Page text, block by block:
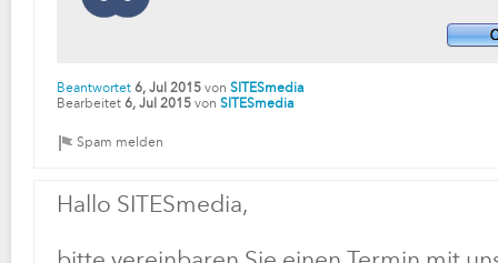
Beantwortet 6, Jul 2015 von SITESmedia
Bearbeitet 6, Jul 2015 von SITESmedia
Hallo SITESmedia,